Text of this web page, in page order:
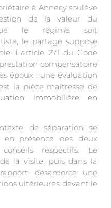
à Annecy soulève
de la valeur du
le régime soit
le partage suppose
L’article 271 du Code
compensatoire
époux : une évaluation
la pièce maîtresse de
immobilière en
de séparation se
en présence des deux
respectifs. Le
la visite, puis dans la
désamorce une
ultérieures devant le